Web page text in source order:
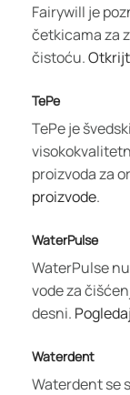
Fairywill je
četkicama za
čistoću.
TePe
TePe je
proizvoda za
proizvode.
WaterPulse
WaterPulse
vode za
desni.
Waterdent
Waterdent se